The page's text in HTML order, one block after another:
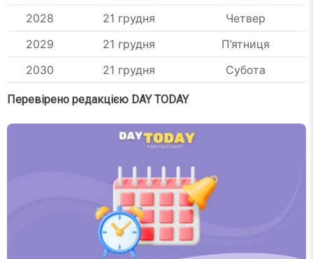
2028
21 грудня
Четвер
2029
21 грудня
П’ятниця
2030
21 грудня Субота
Перевірено редакцією DAY TODAY